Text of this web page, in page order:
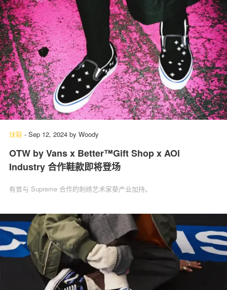
球鞋 - Sep 12, 2024 by Woody
OTW by Vans x Better™Gift Shop x AOl
Industry 合作鞋款即将登场
有曾与 Supreme 合作的刺绣艺术家葵产业加持。